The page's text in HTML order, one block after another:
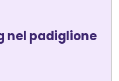
nel padiglione